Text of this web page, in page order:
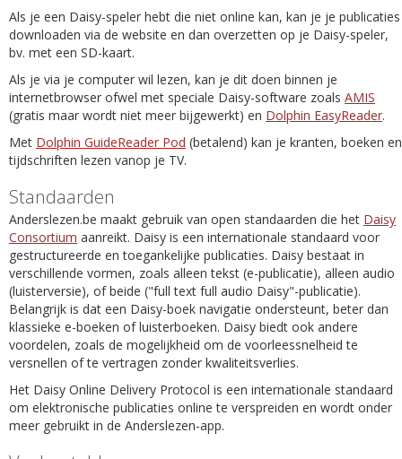
Als je een Daisy-speler hebt die niet online kan, kan je je publicaties
downloaden via de website en dan overzetten op je Daisy-speler,
bv. met een SD-kaart.
Als je via je computer wil lezen, kan je dit doen binnen je
internetbrowser ofwel met speciale Daisy-software zoals AMIS
(gratis maar wordt niet meer bijgewerkt) en Dolphin EasyReader.
Met Dolphin GuideReader Pod (betalend) kan je kranten, boeken en
tijdschriften lezen vanop je TV.
Standaarden
Anderslezen.be maakt gebruik van open standaarden die het Daisy
Consortium aanreikt. Daisy is een internationale standaard voor
gestructureerde en toegankelijke publicaties. Daisy bestaat in
verschillende vormen, zoals alleen tekst (e-publicatie), alleen audio
(luisterversie), of beide ("full text full audio Daisy"-publicatie).
Belangrijk is dat een Daisy-boek navigatie ondersteunt, beter dan
klassieke e-boeken of luisterboeken. Daisy biedt ook andere
voordelen, zoals de mogelijkheid om de voorleessnelheid te
versnellen of te vertragen zonder kwaliteitsverlies.
Het Daisy Online Delivery Protocol is een internationale standaard
om elektronische publicaties online te verspreiden en wordt onder
meer gebruikt in de Anderslezen-app.